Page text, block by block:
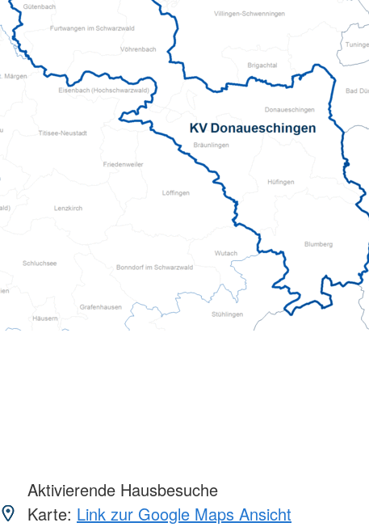
Aktivierende Hausbesuche
Karte: Link zur Google Maps Ansicht